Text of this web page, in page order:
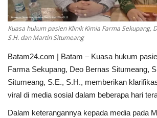
INTERNASIONAL
POLITIK
Religion
Kuasa hukum pasien Klinik Kimia Farma Sekupang,
S.H. dan Martin Situmeang
Batam24.com | Batam – Kuasa hukum
Farma Sekupang, Deo Bernas Situmeang,
Situmeang, S.E., S.H., memberikan
viral di media sosial dalam beberapa hari
Dalam keterangannya kepada media pada